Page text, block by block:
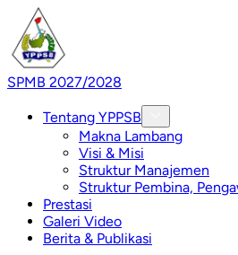
SPMB 2027/2028
Tentang YPPSB
Makna Lambang
Visi & Misi
Struktur Manajemen
Struktur Pembina,
Prestasi
Galeri Video
Berita & Publikasi